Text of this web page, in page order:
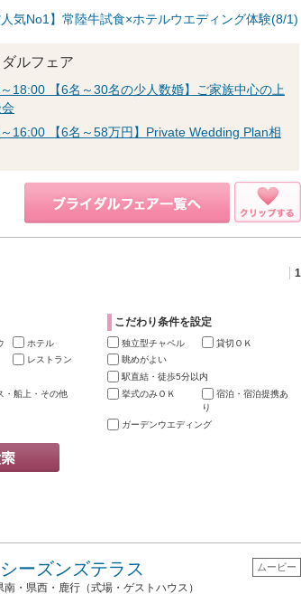
人気No1】常陸牛試食×ホテルウエディング体験(8/1)
ルフェア
18:00 【6名～30名の少人数婚】ご家族中心の上
16:00 【6名～58万円】Private Wedding Plan相
1
ホテル
レストラン
・船上・その他
こだわり条件を設定
独立型チャペル
貸切ＯＫ
眺めがよい
駅直結・徒歩5分以内
挙式のみＯＫ
宿泊・宿泊提携あ
り
ガーデンウエディング
ーズンズテラス
・県西・鹿行（式場・ゲストハウス）
ムービー